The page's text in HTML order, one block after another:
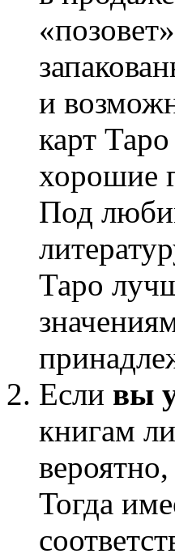
и
карт
хорошие
Под
Таро
Если вы
книгам
Тогда